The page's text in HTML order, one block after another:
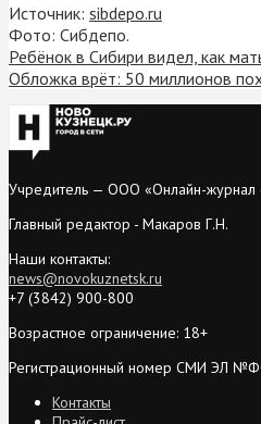
Источник: sibdepo.ru
Фото: Сибдепо.
Ребёнок в Сибири видел, как
Обложка врёт: 50 миллионов
Учредитель — ООО «Онлайн-журнал
Главный редактор - Макаров Г.Н.
Наши контакты:
news@novokuznetsk.ru
+7 (3842) 900-800
Возрастное ограничение: 18+
Регистрационный номер СМИ ЭЛ
Контакты